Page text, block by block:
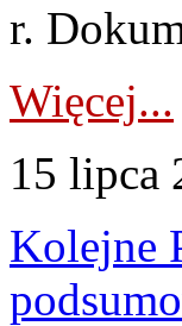
r.
Więcej...
15 lipca
Kolejne